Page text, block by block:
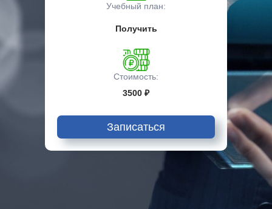
Учебный план:
Получить
Стоимость:
3500 ₽
Записаться